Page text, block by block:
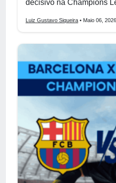
decisivo na Champions
Luiz Gustavo Siqueira • Maio 06, 2026